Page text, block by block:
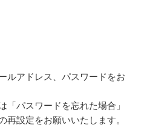
ルアドレス、パスワードをお
「パスワードを忘れた場合」
再設定をお願いいたします。